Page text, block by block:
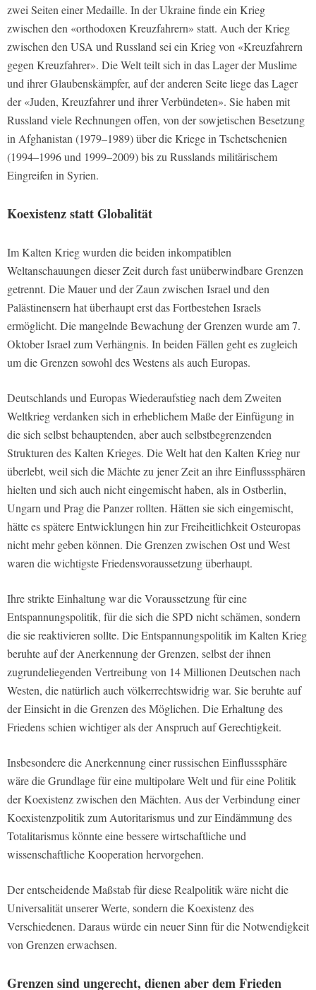
zwei Seiten einer Medaille. In der Ukraine finde ein Krieg
zwischen den «orthodoxen Kreuzfahrern» statt. Auch der Krieg
zwischen den USA und Russland sei ein Krieg von «Kreuzfahrern
gegen Kreuzfahrer». Die Welt teilt sich in das Lager der Muslime
und ihrer Glaubenskämpfer, auf der anderen Seite liege das Lager
der «Juden, Kreuzfahrer und ihrer Verbündeten». Sie haben mit
Russland viele Rechnungen offen, von der sowjetischen Besetzung
in Afghanistan (1979–1989) über die Kriege in Tschetschenien
(1994–1996 und 1999–2009) bis zu Russlands militärischem
Eingreifen in Syrien.
Koexistenz statt Globalität
Im Kalten Krieg wurden die beiden inkompatiblen
Weltanschauungen dieser Zeit durch fast unüberwindbare Grenzen
getrennt. Die Mauer und der Zaun zwischen Israel und den
Palästinensern hat überhaupt erst das Fortbestehen Israels
ermöglicht. Die mangelnde Bewachung der Grenzen wurde am 7.
Oktober Israel zum Verhängnis. In beiden Fällen geht es zugleich
um die Grenzen sowohl des Westens als auch Europas.
Deutschlands und Europas Wiederaufstieg nach dem Zweiten
Weltkrieg verdanken sich in erheblichem Maße der Einfügung in
die sich selbst behauptenden, aber auch selbstbegrenzenden
Strukturen des Kalten Krieges. Die Welt hat den Kalten Krieg nur
überlebt, weil sich die Mächte zu jener Zeit an ihre Einflusssphären
hielten und sich auch nicht eingemischt haben, als in Ostberlin,
Ungarn und Prag die Panzer rollten. Hätten sie sich eingemischt,
hätte es spätere Entwicklungen hin zur Freiheitlichkeit Osteuropas
nicht mehr geben können. Die Grenzen zwischen Ost und West
waren die wichtigste Friedensvoraussetzung überhaupt.
Ihre strikte Einhaltung war die Voraussetzung für eine
Entspannungspolitik, für die sich die SPD nicht schämen, sondern
die sie reaktivieren sollte. Die Entspannungspolitik im Kalten Krieg
beruhte auf der Anerkennung der Grenzen, selbst der ihnen
zugrundeliegenden Vertreibung von 14 Millionen Deutschen nach
Westen, die natürlich auch völkerrechtswidrig war. Sie beruhte auf
der Einsicht in die Grenzen des Möglichen. Die Erhaltung des
Friedens schien wichtiger als der Anspruch auf Gerechtigkeit.
Insbesondere die Anerkennung einer russischen Einflusssphäre
wäre die Grundlage für eine multipolare Welt und für eine Politik
der Koexistenz zwischen den Mächten. Aus der Verbindung einer
Koexistenzpolitik zum Autoritarismus und zur Eindämmung des
Totalitarismus könnte eine bessere wirtschaftliche und
wissenschaftliche Kooperation hervorgehen.
Der entscheidende Maßstab für diese Realpolitik wäre nicht die
Universalität unserer Werte, sondern die Koexistenz des
Verschiedenen. Daraus würde ein neuer Sinn für die Notwendigkeit
von Grenzen erwachsen.
Grenzen sind ungerecht, dienen aber dem Frieden